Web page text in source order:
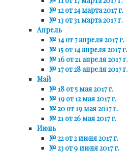
№ 12 от 24 марта 2017 г.
№ 13 от 31 марта 2017 г.
Апрель
№ 14 от 7 апреля 2017 г.
№ 15 от 14 апреля 2017 г.
№ 16 от 21 апреля 2017 г.
№ 17 от 28 апреля 2017 г.
Май
№ 18 от 5 мая 2017 г.
№ 19 от 12 мая 2017 г.
№ 20 от 19 мая 2017 г.
№ 21 от 26 мая 2017 г.
Июнь
№ 22 от 2 июня 2017 г.
№ 23 от 9 июня 2017 г.